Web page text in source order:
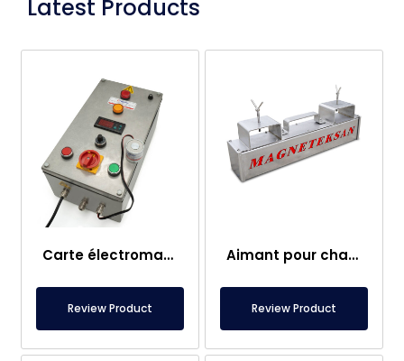
Latest Products
Carte électromagnétique
Review Product
Aimant pour chariot élévateur – Entièrement en inox – Distance effective de 10 cm – Libération facile avec poignée
Review Product